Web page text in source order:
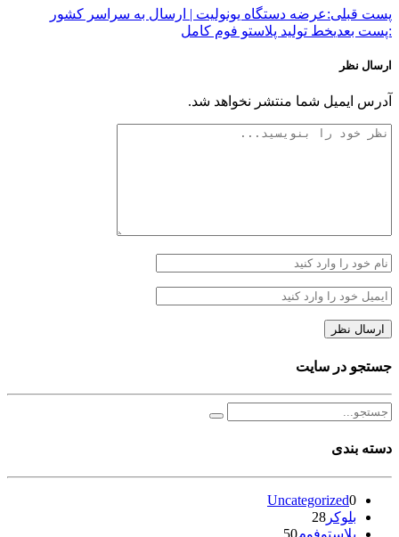
پست قبلی:عرضه دستگاه یونولیت | ارسال به سراسر کشور
:پست بعدیخط تولید پلاستو فوم کامل
ارسال نظر
آدرس ایمیل شما منتشر نخواهد شد.
جستجو در سایت
دسته بندی
Uncategorized0
بلوکر 28
پلاستوفوم50